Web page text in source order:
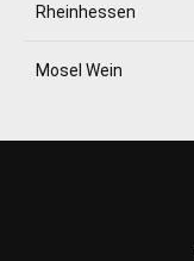
Rheinhessen
Mosel Wein